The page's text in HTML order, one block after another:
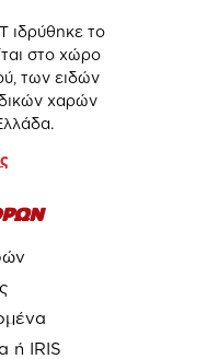
ιδρύθηκε το
στο χώρο
των ειδών
χαρών
ή IRIS